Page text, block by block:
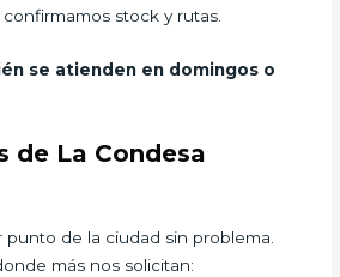
stock y rutas.
se atienden en domingos o
de La Condesa
punto de la ciudad sin problema.
más nos solicitan: